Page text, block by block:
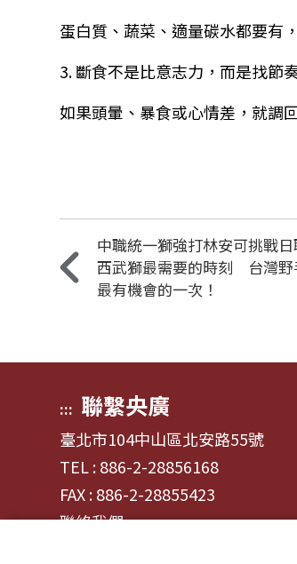
蛋白質、蔬菜、適量碳水都要有
3.斷食不是比意志力，而是找節
如果頭暈、暴食或心情差，就調
中職統一獅強打林安可挑戰
西武獅最需要的時刻 台灣野
最有機會的一次！
::: 聯繫央廣
臺北市104中山區北安路55號
TEL : 886-2-28856168
FAX : 886-2-28855423
聯絡我們